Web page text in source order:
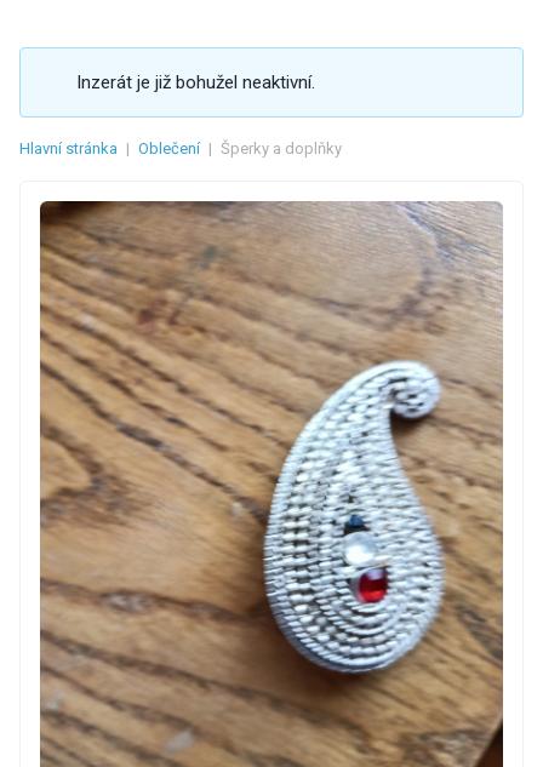
Inzerát je již bohužel neaktivní.
Hlavní stránka | Oblečení | Šperky a doplňky